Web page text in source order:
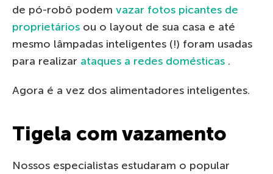
de pó-robô podem vazar fotos picantes de
proprietários ou o layout de sua casa e até
mesmo lâmpadas inteligentes (!) foram usadas
para realizar ataques a redes domésticas .
Agora é a vez dos alimentadores inteligentes.
Tigela com vazamento
Nossos especialistas estudaram o popular